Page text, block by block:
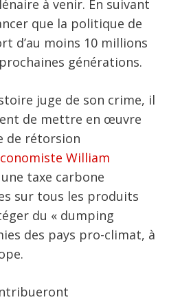
à venir. En suivant
que la politique de
d’au moins 10 millions
générations.
juge de son crime, il
de mettre en œuvre
de rétorsion
William
taxe carbone
sur tous les produits
du « dumping
des pays pro-climat, à